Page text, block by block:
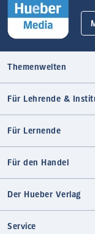
Themenwelten
Für Lehrende &
Für Lernende
Für den Handel
Der Hueber Verlag
Service